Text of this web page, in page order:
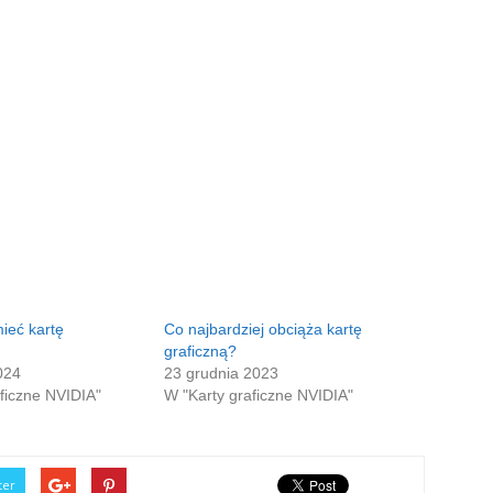
kartę
NVIDIA"
Co najbardziej obciąża kartę
graficzną?
23 grudnia 2023
W "Karty graficzne NVIDIA"